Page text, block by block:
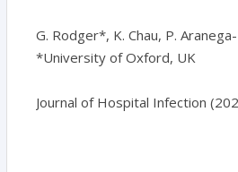
G. Rodger*, K. Chau, P.
*University of Oxford, UK
Journal of Hospital Infection